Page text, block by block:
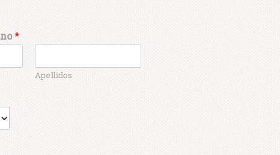
*
Apellidos